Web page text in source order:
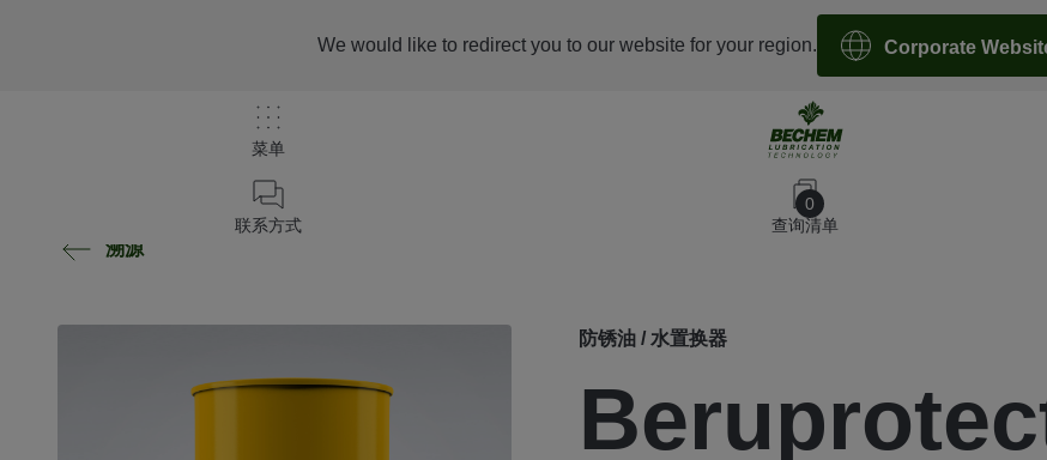
菜单
0
查询清单
联系方式
We would like to redirect you to our website for your region. Corporate
溯源
防锈油 / 水置换器